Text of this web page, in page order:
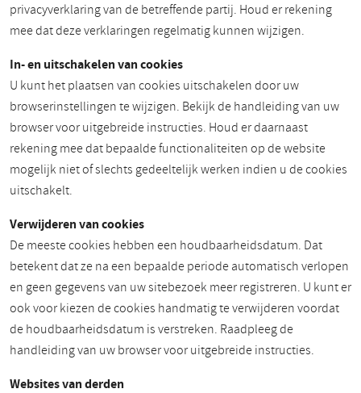
privacyverklaring van de betreffende partij. Houd er rekening
mee dat deze verklaringen regelmatig kunnen wijzigen.
In- en uitschakelen van cookies
U kunt het plaatsen van cookies uitschakelen door uw
browserinstellingen te wijzigen. Bekijk de handleiding van uw
browser voor uitgebreide instructies. Houd er daarnaast
rekening mee dat bepaalde functionaliteiten op de website
mogelijk niet of slechts gedeeltelijk werken indien u de cookies
uitschakelt.
Verwijderen van cookies
De meeste cookies hebben een houdbaarheidsdatum. Dat
betekent dat ze na een bepaalde periode automatisch verlopen
en geen gegevens van uw sitebezoek meer registreren. U kunt er
ook voor kiezen de cookies handmatig te verwijderen voordat
de houdbaarheidsdatum is verstreken. Raadpleeg de
handleiding van uw browser voor uitgebreide instructies.
Websites van derden